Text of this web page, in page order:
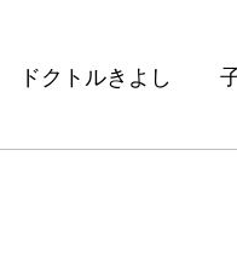
ドクトルきよし